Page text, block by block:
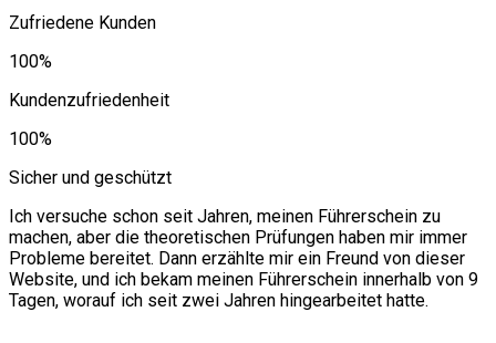
Zufriedene Kunden
100%
Kundenzufriedenheit
100%
Sicher und geschützt
Ich versuche schon seit Jahren, meinen Führerschein zu
machen, aber die theoretischen Prüfungen haben mir immer
Probleme bereitet. Dann erzählte mir ein Freund von dieser
Website, und ich bekam meinen Führerschein innerhalb von 9
Tagen, worauf ich seit zwei Jahren hingearbeitet hatte.